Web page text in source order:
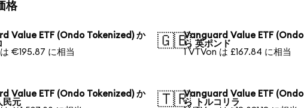
格
Value ETF (Ondo Tokenized) か
€195.87 に相当
🇬🇧Vanguard Value ETF
ら 英ポンド
1 VTVon は £167.84 に相当
Value ETF (Ondo Tokenized) か
民元
🇹🇷Vanguard Value ETF
ら トルコリラ